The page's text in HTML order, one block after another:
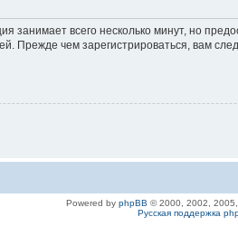
занимает всего несколько минут, но
Прежде чем зарегистрироваться, вам
Powered by phpBB © 2000, 2002,
Русская поддержка